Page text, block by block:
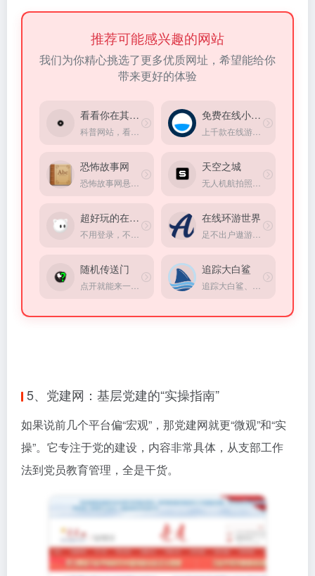
带来更好的体验
科普网站，看看你在其它星球的岁数 上千款在线游戏，完全免费，无需登录，打开直接玩。
恐怖故事网悬疑灵异小说站点 无人机航拍照片和视频共享平台
点开就能来一场平行世界旅游。 追踪大白鲨、虎鲸等海洋动物的实时位置
法到党员教育管理，全是干货。